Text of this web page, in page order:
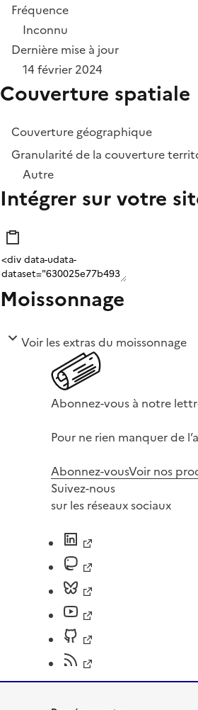
Fréquence
Inconnu
Dernière mise à jour
14 février 2024
Couverture spatiale
Couverture géographique
Granularité de la couverture
Autre
Intégrer sur votre
Moissonnage
Voir les extras du moissonnage
Abonnez-vous à notre
Pour ne rien manquer de
Abonnez-vousVoir nos
Suivez-nous
sur les réseaux sociaux